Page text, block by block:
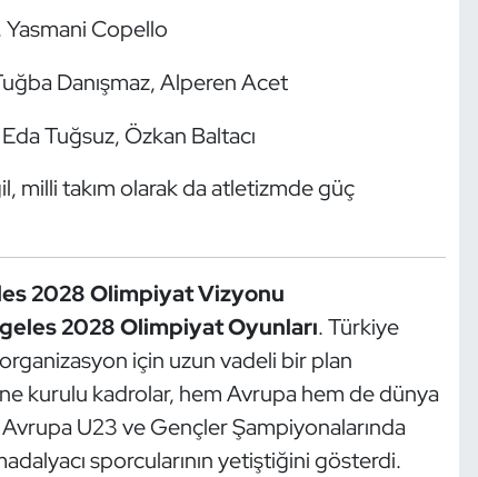
Yasmani Copello
Danışmaz, Alperen Acet
Eda Tuğsuz, Özkan Baltacı
milli takım olarak da atletizmde güç
2028 Olimpiyat Vizyonu
2028 Olimpiyat Oyunları. Türkiye
için uzun vadeli bir plan
kurulu kadrolar, hem Avrupa hem de dünya
U23 ve Gençler Şampiyonalarında
sporcularının yetiştiğini gösterdi.